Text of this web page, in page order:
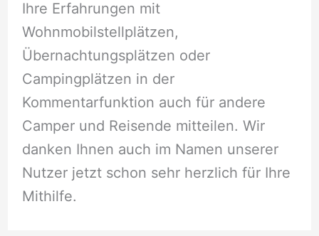
Ihre Erfahrungen mit
Wohnmobilstellplätzen,
Übernachtungsplätzen oder
Campingplätzen in der
Kommentarfunktion auch für andere
Camper und Reisende mitteilen. Wir
danken Ihnen auch im Namen unserer
Nutzer jetzt schon sehr herzlich für Ihre
Mithilfe.